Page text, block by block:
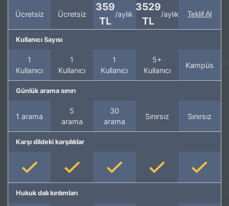
Ücretsiz Ücretsiz
359
TL
/aylık
3529
TL
/aylık Teklif Al
Kullanıcı Sayısı
1
Kullanıcı
1
Kullanıcı
1
Kullanıcı
5+
Kullanıcı
Kampüs
Günlük arama sınırı
1 arama
5
arama
30
arama
Sınırsız Sınırsız
Karşı dildeki karşılıklar
Hukuk dalı kırılımları